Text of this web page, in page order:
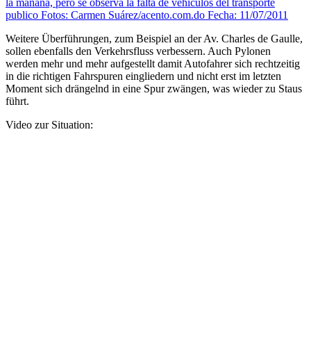
Weitere Überführungen, zum Beispiel an der Av. Charles de Gaulle,
sollen ebenfalls den Verkehrsfluss verbessern. Auch Pylonen
werden mehr und mehr aufgestellt damit Autofahrer sich rechtzeitig
in die richtigen Fahrspuren eingliedern und nicht erst im letzten
Moment sich drängelnd in eine Spur zwängen, was wieder zu Staus
führt.
Video zur Situation: